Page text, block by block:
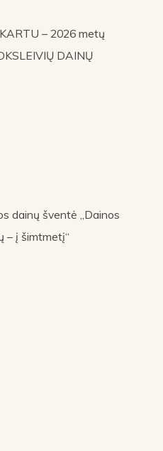
– 2026 metų
DAINŲ
dainų šventė „Dainos
– į šimtmetį“